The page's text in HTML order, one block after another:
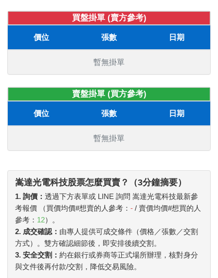
買盤掛單 (賣方參考)
價位 張數 日期
暫無掛單
賣盤掛單 (買方參考)
價位 張數 日期
暫無掛單
嵩達光電科技股票怎麼買賣？（3分鐘摘要）
1. 詢價： 透過下方表單或 LINE 詢問 嵩達光電科技最新參
考報價 （買價均價#想賣的人參考： - / 賣價均價#想買的人
參考： 12）。
2. 成交確認： 由專人提供可成交條件（價格／張數／交割
方式）。雙方確認細節後，即安排後續交割。
3. 安全交割： 約在銀行或券商等正式場所辦理，核對身分
與文件後再付款/交割，降低交易風險。